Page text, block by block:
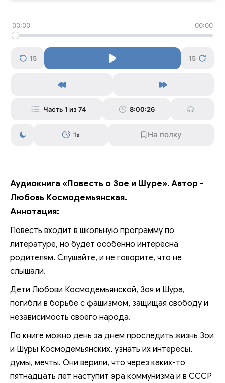
00:00 00:00
15 15
Часть 1 из 74 8:00:26
1x
Аудиокнига «Повесть о Зое и Шуре». Автор -
Любовь Космодемьянская.
Аннотация:
Повесть входит в школьную программу по
литературе, но будет особенно интересна
родителям. Слушайте, и не говорите, что не
слышали.
Дети Любови Космодемьянской, Зоя и Шура,
погибли в борьбе с фашизмом, защищая свободу и
независимость своего народа.
По книге можно день за днем проследить жизнь Зои
и Шуры Космодемьянских, узнать их интересы,
думы, мечты. Они верили, что через каких-то
пятнадцать лет наступит эра коммунизма и в СССР